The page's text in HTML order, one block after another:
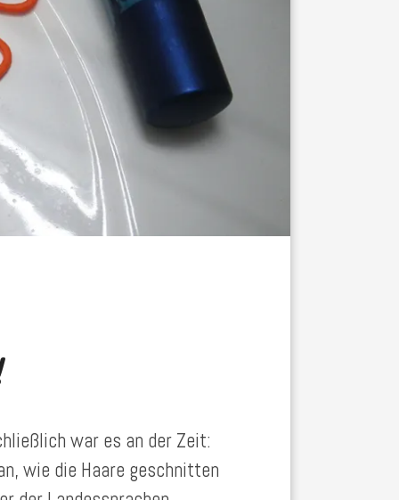
war es an der Zeit:
wie die Haare geschnitten